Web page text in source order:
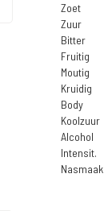
Zoet
Zuur
Bitter
Fruitig
Moutig
Kruidig
Body
Koolzuur
Alcohol
Intensit.
Nasmaak